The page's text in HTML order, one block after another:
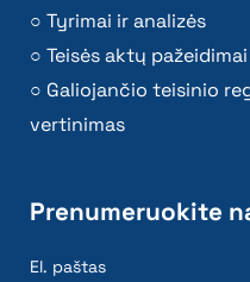
Tyrimai ir analizės
Teisės aktų pažeidimai
Galiojančio teisinio
vertinimas
Prenumeruokite
El. paštas